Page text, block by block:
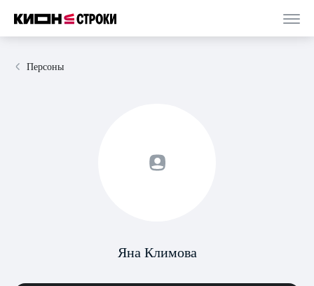
Персоны
Яна Климова